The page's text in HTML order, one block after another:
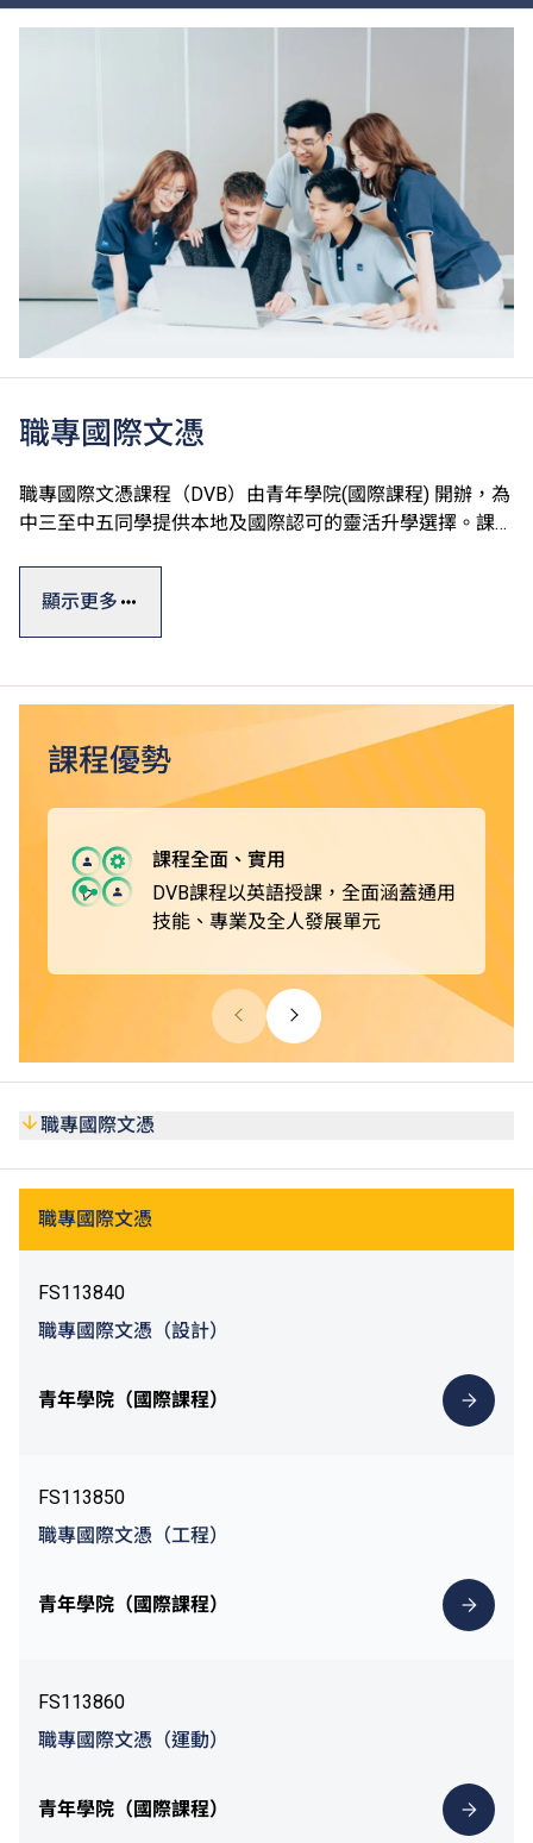
職專國際文憑
職專國際文憑課程（DVB）由青年學院(國際課程) 開辦，為
中三至中五同學提供本地及國際認可的靈活升學選擇。課程
有助於本地及其他地方升學。
的設計、工程、運動的專業單元皆採用英國BTEC第三級延
伸文憑課程，學生可按興趣選修，並透過專題研習提升知識
和技能。
修畢職專國際課程後，學生可選擇升讀本地或非本地大學，
或升讀由VTC院校開辦的學士學位或高級文憑課程
顯示更多
課程優勢
課程全面、實用
DVB課程以英語授課，全面涵蓋通用
技能、專業及全人發展單元
職專國際文憑
職專國際文憑
FS113840
職專國際文憑（設計）
青年學院（國際課程）
FS113850
職專國際文憑（工程）
青年學院（國際課程）
FS113860
職專國際文憑（運動）
青年學院（國際課程）